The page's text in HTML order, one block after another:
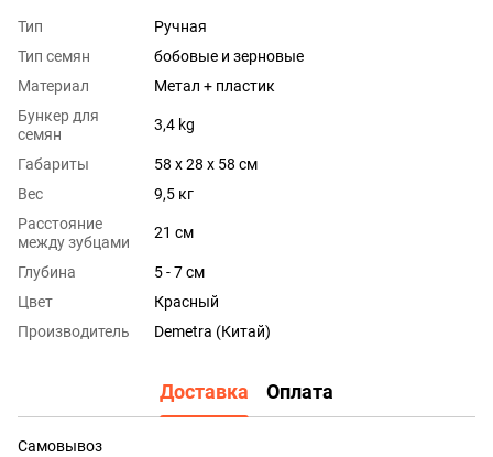
Тип
Ручная
Тип семян
бобовые и зерновые
Материал
Метал + пластик
Бункер для
семян
3,4 kg
Габариты
58 x 28 x 58 см
Вес
9,5 кг
Расстояние
между зубцами
21 см
Глубина
5 - 7 см
Цвет
Красный
Производитель
Demetra (Китай)
Доставка Оплата
Самовывоз